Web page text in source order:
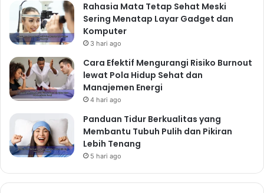
Rahasia Mata Tetap Sehat Meski
Sering Menatap Layar Gadget dan
Komputer
3 hari ago
Cara Efektif Mengurangi Risiko Burnout
lewat Pola Hidup Sehat dan
Manajemen Energi
4 hari ago
Panduan Tidur Berkualitas yang
Membantu Tubuh Pulih dan Pikiran
Lebih Tenang
5 hari ago